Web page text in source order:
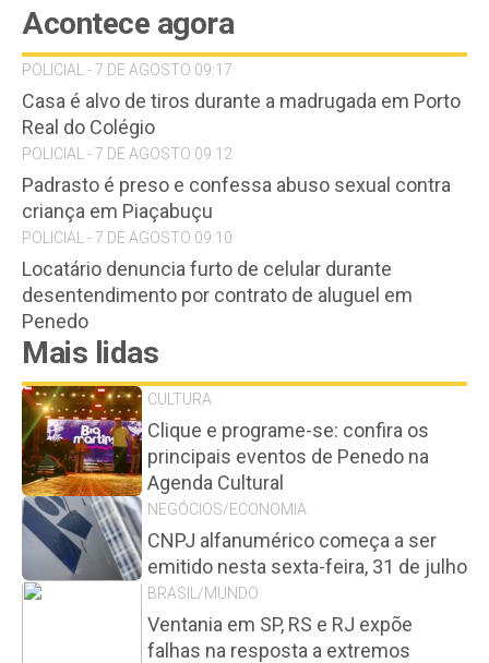
Acontece agora
POLICIAL - 7 DE AGOSTO 09:17
Casa é alvo de tiros durante a madrugada em Porto
Real do Colégio
POLICIAL - 7 DE AGOSTO 09:12
Padrasto é preso e confessa abuso sexual contra
criança em Piaçabuçu
POLICIAL - 7 DE AGOSTO 09:10
Locatário denuncia furto de celular durante
desentendimento por contrato de aluguel em
Penedo
Mais lidas
CULTURA
Clique e programe-se: confira os
principais eventos de Penedo na
Agenda Cultural
NEGÓCIOS/ECONOMIA
CNPJ alfanumérico começa a ser
emitido nesta sexta-feira, 31 de julho
BRASIL/MUNDO
Ventania em SP, RS e RJ expõe
falhas na resposta a extremos